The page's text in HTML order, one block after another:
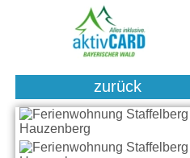
zurück